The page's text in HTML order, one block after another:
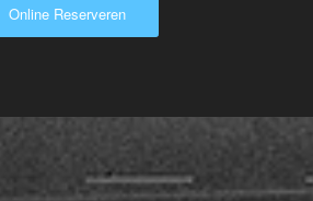
Online Reserveren